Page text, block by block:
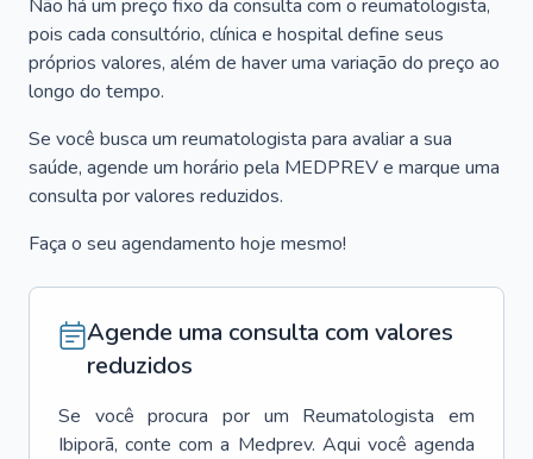
Não há um preço fixo da consulta com o reumatologista,
pois cada consultório, clínica e hospital define seus
próprios valores, além de haver uma variação do preço ao
longo do tempo.
Se você busca um reumatologista para avaliar a sua
saúde, agende um horário pela MEDPREV e marque uma
consulta por valores reduzidos.
Faça o seu agendamento hoje mesmo!
Agende uma consulta com valores
reduzidos
Se você procura por um Reumatologista em
Ibiporã, conte com a Medprev. Aqui você agenda